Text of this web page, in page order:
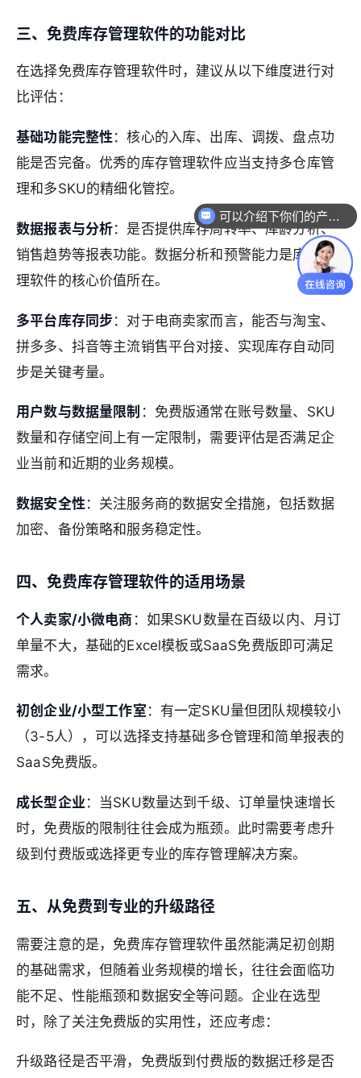
三、免费库存管理软件的功能对比
在选择免费库存管理软件时，建议从以下维度进行对
比评估：
基础功能完整性 ：核心的入库、出库、调拨、盘点功
能是否完备。优秀的库存管理软件应当支持多仓库管
理和多SKU的精细化管控。
数据报表与分析：是否提供库存周转率、库龄分析、
销售趋势等报表功能。数据分析和预警能力是库存管
理软件的核心价值所在。
多平台库存同步：对于电商卖家而言，能否与淘宝、
拼多多、抖音等主流销售平台对接、实现库存自动同
步是关键考量。
用户数与数据量限制 ：免费版通常在账号数量、SKU
数量和存储空间上有一定限制，需要评估是否满足企
业当前和近期的业务规模。
数据安全性：关注服务商的数据安全措施，包括数据
加密、备份策略和服务稳定性。
四、免费库存管理软件的适用场景
个人卖家/小微电商 ：如果SKU数量在百级以内、月订
单量不大，基础的Excel模板或SaaS免费版即可满足
需求。
初创企业/小型工作室 ：有一定SKU量但团队规模较小
（3-5人），可以选择支持基础多仓管理和简单报表的
SaaS免费版。
成长型企业：当SKU数量达到千级、订单量快速增长
时，免费版的限制往往会成为瓶颈。此时需要考虑升
级到付费版或选择更专业的库存管理解决方案。
五、从免费到专业的升级路径
需要注意的是，免费库存管理软件虽然能满足初创期
的基础需求，但随着业务规模的增长，往往会面临功
能不足、性能瓶颈和数据安全等问题。企业在选型
时，除了关注免费版的实用性，还应考虑：
升级路径是否平滑，免费版到付费版的数据迁移是否